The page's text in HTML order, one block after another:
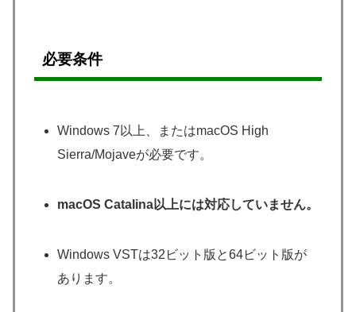
必要条件
Windows 7以上、またはmacOS High
Sierra/Mojaveが必要です。
macOS Catalina以上には対応していません。
Windows VSTは32ビット版と64ビット版が
あります。